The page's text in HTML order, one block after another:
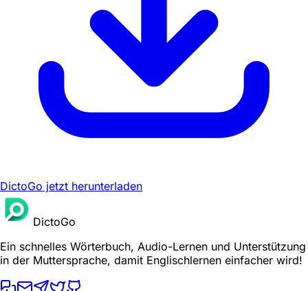
DictoGo jetzt herunterladen
DictoGo
Ein schnelles Wörterbuch, Audio-Lernen und Unterstützung
in der Muttersprache, damit Englischlernen einfacher wird!